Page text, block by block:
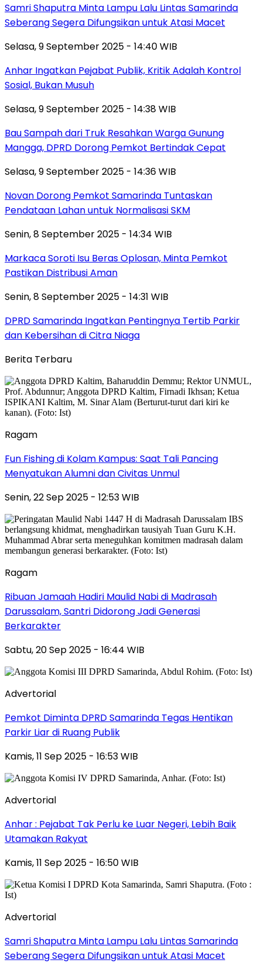
Samri Shaputra Minta Lampu Lalu Lintas Samarinda
Seberang Segera Difungsikan untuk Atasi Macet
Selasa, 9 September 2025 - 14:40 WIB
Anhar Ingatkan Pejabat Publik, Kritik Adalah Kontrol
Sosial, Bukan Musuh
Selasa, 9 September 2025 - 14:38 WIB
Bau Sampah dari Truk Resahkan Warga Gunung
Mangga, DPRD Dorong Pemkot Bertindak Cepat
Selasa, 9 September 2025 - 14:36 WIB
Novan Dorong Pemkot Samarinda Tuntaskan
Pendataan Lahan untuk Normalisasi SKM
Senin, 8 September 2025 - 14:34 WIB
Markaca Soroti Isu Beras Oplosan, Minta Pemkot
Pastikan Distribusi Aman
Senin, 8 September 2025 - 14:31 WIB
DPRD Samarinda Ingatkan Pentingnya Tertib Parkir
dan Kebersihan di Citra Niaga
Berita Terbaru
Ragam
Fun Fishing di Kolam Kampus: Saat Tali Pancing
Menyatukan Alumni dan Civitas Unmul
Senin, 22 Sep 2025 - 12:53 WIB
Ragam
Ribuan Jamaah Hadiri Maulid Nabi di Madrasah
Darussalam, Santri Didorong Jadi Generasi
Berkarakter
Sabtu, 20 Sep 2025 - 16:44 WIB
Advertorial
Pemkot Diminta DPRD Samarinda Tegas Hentikan
Parkir Liar di Ruang Publik
Kamis, 11 Sep 2025 - 16:53 WIB
Advertorial
Anhar : Pejabat Tak Perlu ke Luar Negeri, Lebih Baik
Utamakan Rakyat
Kamis, 11 Sep 2025 - 16:50 WIB
Advertorial
Samri Shaputra Minta Lampu Lalu Lintas Samarinda
Seberang Segera Difungsikan untuk Atasi Macet